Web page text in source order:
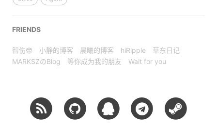
FRIENDS
智伤帝 小静的博客 晨曦的博客 hiRipple
草东日记
MARKSZのBlog
等你成为我的朋友 Wait for you